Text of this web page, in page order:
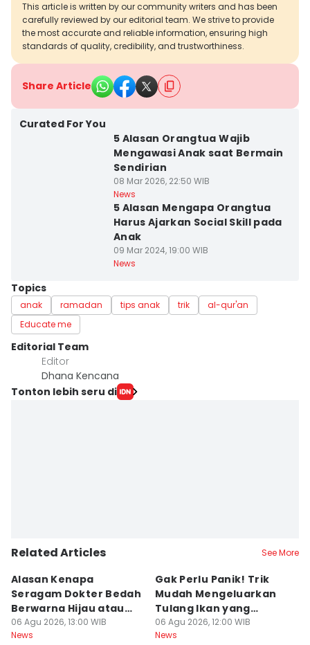
This article is written by our community writers and has been
carefully reviewed by our editorial team. We strive to provide
the most accurate and reliable information, ensuring high
standards of quality, credibility, and trustworthiness.
Share Article
Curated For You
5 Alasan Orangtua Wajib
Mengawasi Anak saat Bermain
Sendirian
08 Mar 2026, 22:50 WIB
News
5 Alasan Mengapa Orangtua
Harus Ajarkan Social Skill pada
Anak
09 Mar 2024, 19:00 WIB
News
Topics
anak ramadan tips anak trik
al-qur'an
Educate me
Editorial Team
Editor
Dhana Kencana
Tonton lebih seru di
Related Articles See More
Alasan Kenapa
Seragam Dokter Bedah
Berwarna Hijau atau
Biru, Bukan Putih
06 Agu 2026, 13:00 WIB
News
Gak Perlu Panik! Trik
Mudah Mengeluarkan
Tulang Ikan yang
Nyangkut di
Tenggorokan
06 Agu 2026, 12:00 WIB
News